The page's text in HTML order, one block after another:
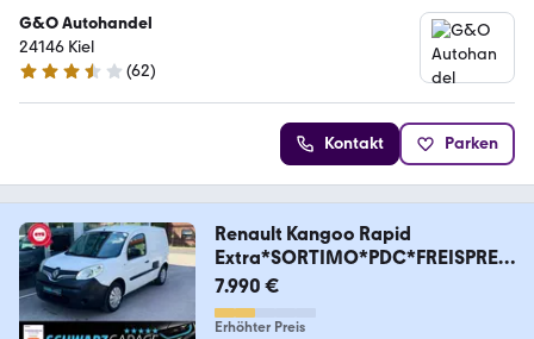
G&O Autohandel
24146 Kiel
3.6 Sterne
(62)
Kontakt Parken
Renault Kangoo Rapid
Extra*SORTIMO*PDC*FREISPREC
HEN*
7.990 €
Erhöhter Preis